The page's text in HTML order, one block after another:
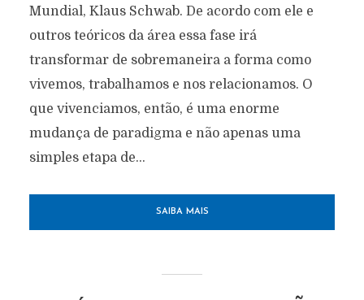
Mundial, Klaus Schwab. De acordo com ele e
outros teóricos da área essa fase irá
transformar de sobremaneira a forma como
vivemos, trabalhamos e nos relacionamos. O
que vivenciamos, então, é uma enorme
mudança de paradigma e não apenas uma
simples etapa de...
SAIBA MAIS